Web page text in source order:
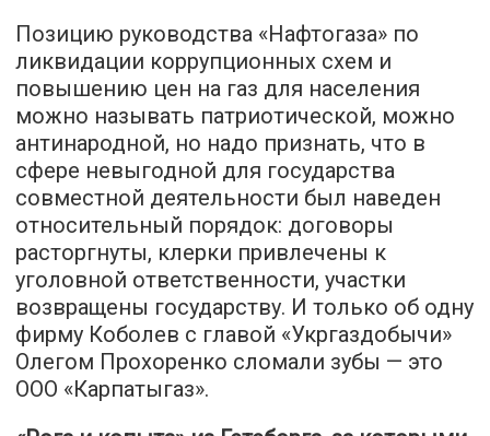
Позицию руководства «Нафтогаза» по
ликвидации коррупционных схем и
повышению цен на газ для населения
можно называть патриотической, можно
антинародной, но надо признать, что в
сфере невыгодной для государства
совместной деятельности был наведен
относительный порядок: договоры
расторгнуты, клерки привлечены к
уголовной ответственности, участки
возвращены государству. И только об одну
фирму Коболев с главой «Укргаздобычи»
Олегом Прохоренко сломали зубы — это
ООО «Карпатыгаз».